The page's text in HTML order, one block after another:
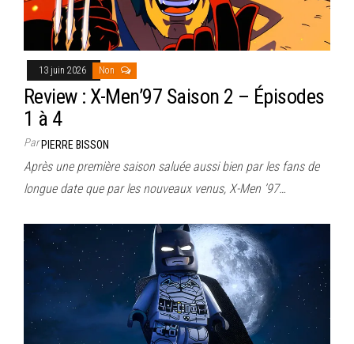
13 juin 2026 Non
Review : X-Men’97 Saison 2 – Épisodes
1 à 4
ParPIERRE BISSON
Après une première saison saluée aussi bien par les fans de
longue date que par les nouveaux venus, X-Men ’97…